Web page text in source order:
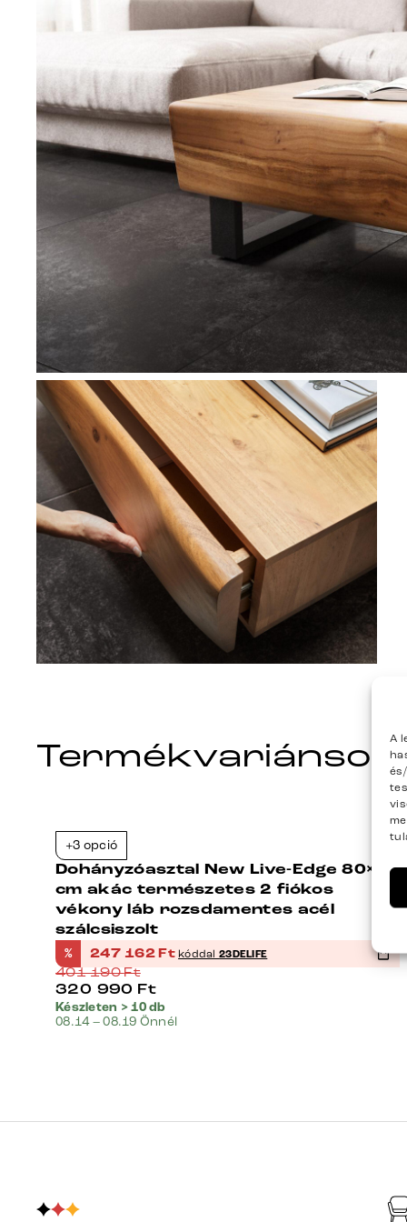
A
Termékvariánsok
+3 opció
Dohányzóasztal New Live-Edge 80×60
cm akác természetes 2 fiókos
vékony láb rozsdamentes acél
szálcsiszolt
% 247 162Ft kóddal23DELIFE
401 190Ft
320 990 Ft
Készleten > 10 db
08.14 – 08.19 Önnél